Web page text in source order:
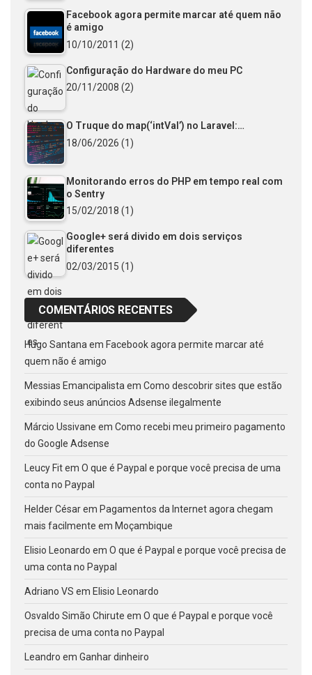
Facebook agora permite marcar até quem não
é amigo
10/10/2011 (2)
Configuração do Hardware do meu PC
20/11/2008 (2)
O Truque do map(‘intVal’) no Laravel:…
18/06/2026 (1)
Monitorando erros do PHP em tempo real com
o Sentry
15/02/2018 (1)
Google+ será divido em dois serviços
diferentes
02/03/2015 (1)
COMENTÁRIOS RECENTES
Hugo Santana em Facebook agora permite marcar até
quem não é amigo
Messias Emancipalista em Como descobrir sites que estão
exibindo seus anúncios Adsense ilegalmente
Márcio Ussivane em Como recebi meu primeiro pagamento
do Google Adsense
Leucy Fitem O que é Paypal e porque você precisa de uma
conta no Paypal
Helder Césarem Pagamentos da Internet agora chegam
mais facilmente em Moçambique
Elisio Leonardo em O que é Paypal e porque você precisa de
uma conta no Paypal
Adriano VS em Elisio Leonardo
Osvaldo Simão Chirute em O que é Paypal e porque você
precisa de uma conta no Paypal
Leandro em Ganhar dinheiro